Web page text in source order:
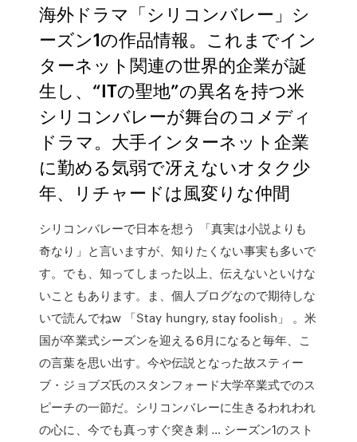
海外ドラマ「シリコンバレー」シ
ーズン1の作品情報。これまでイン
ターネット関連の世界的企業が誕
生し、“ITの聖地”の異名を持つ米
シリコンバレーが舞台のコメディ
ドラマ。大手インターネット企業
に勤める気弱で冴えないオタク少
年、リチャードは風変りな仲間
シリコンバレーで日本を想う 「真実は小説よりも
奇なり」と言いますが、知りたくない事実も多いで
す。でも、知ってしまった以上、伝えないといけな
いこともあります。ま、個人ブログなので期待しな
いで読んでねw 「Stay hungry, stay foolish」 。米
国が卒業式シーズンを迎える6月になると毎年、こ
の言葉を思い出す。今や伝説となった故スティー
ブ・ジョブズ氏のスタンフォード大学卒業式でのス
ピーチの一節だ。シリコンバレーに生きるわれわれ
の心に、今でも真っすぐ突き刺 … シーズン1のスト